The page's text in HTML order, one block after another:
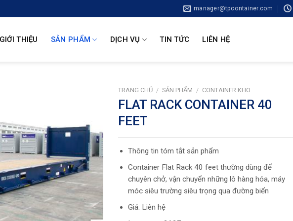
manager@tpcontainer.com
GIỚI THIỆU SẢN PHẨM DỊCH VỤ TIN TỨC LIÊN HỆ
TRANG CHỦ / SẢN PHẨM / CONTAINER KHO
FLAT RACK CONTAINER 40
FEET
Thông tin tóm tắt sản phẩm
Container Flat Rack 40 feet thường dùng để
chuyên chở, vận chuyển những lô hàng hóa, máy
móc siêu trường siêu trọng qua đường biển
Giá: Liên hệ